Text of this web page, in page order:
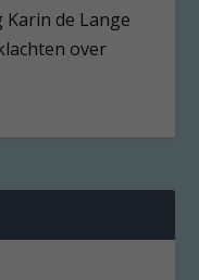
Karin de Lange
over